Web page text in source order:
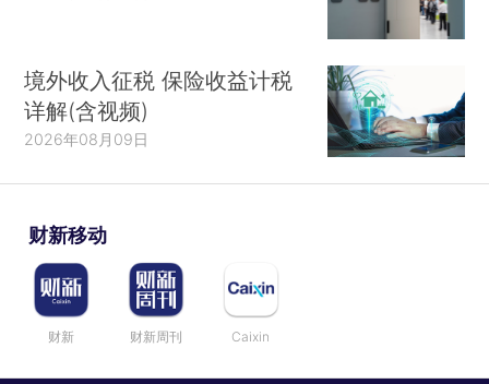
境外收入征税 保险收益计税
详解(含视频)
2026年08月09日
财新移动
财新 财新周刊 Caixin